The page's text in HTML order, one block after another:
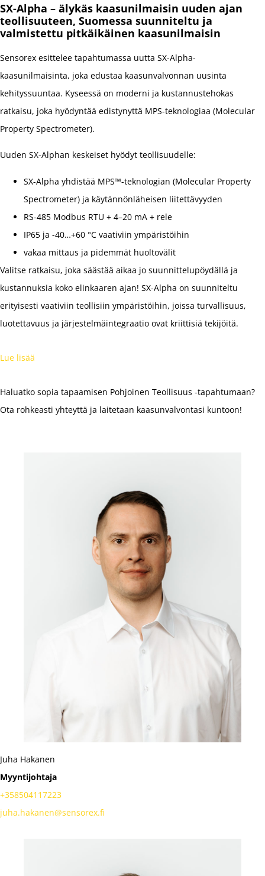
SX-Alpha – älykäs kaasunilmaisin uuden ajan
teollisuuteen, Suomessa suunniteltu ja
valmistettu pitkäikäinen kaasunilmaisin
Sensorex esittelee tapahtumassa uutta SX-Alpha-
kaasunilmaisinta, joka edustaa kaasunvalvonnan uusinta
kehityssuuntaa. Kyseessä on moderni ja kustannustehokas
ratkaisu, joka hyödyntää edistynyttä MPS-teknologiaa (Molecular
Property Spectrometer).
Uuden SX-Alphan keskeiset hyödyt teollisuudelle:
SX-Alpha yhdistää MPS™-teknologian (Molecular Property
Spectrometer) ja käytännönläheisen liitettävyyden
RS-485 Modbus RTU + 4–20 mA + rele
IP65 ja -40…+60 °C vaativiin ympäristöihin
vakaa mittaus ja pidemmät huoltovälit
Valitse ratkaisu, joka säästää aikaa jo suunnittelupöydällä ja
kustannuksia koko elinkaaren ajan! SX-Alpha on suunniteltu
erityisesti vaativiin teollisiin ympäristöihin, joissa turvallisuus,
luotettavuus ja järjestelmäintegraatio ovat kriittisiä tekijöitä.
Lue lisää
Haluatko sopia tapaamisen Pohjoinen Teollisuus -tapahtumaan?
Ota rohkeasti yhteyttä ja laitetaan kaasunvalvontasi kuntoon!
Juha Hakanen
Myyntijohtaja
+358504117223
juha.hakanen@sensorex.fi